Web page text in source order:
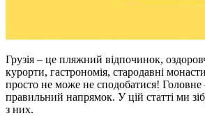
Не любите все
Тоді підписуйтеся та
Грузія – це пляжний відпочинок,
курорти, гастрономія, стародавні
просто не може не сподобатися! Головне
правильний напрямок. У цій статті ми
з них.